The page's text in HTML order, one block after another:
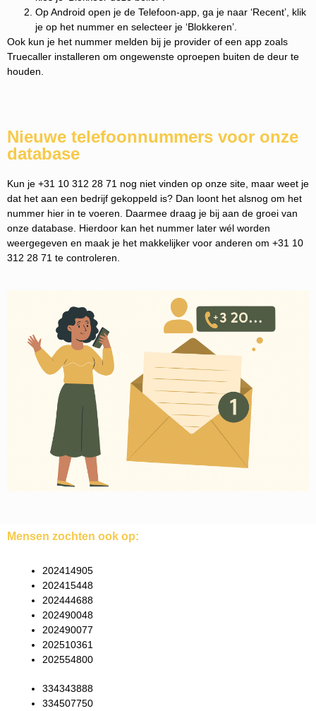
Op Android open je de Telefoon-app, ga je naar ‘Recent’, klik
je op het nummer en selecteer je ‘Blokkeren’.
Ook kun je het nummer melden bij je provider of een app zoals
Truecaller installeren om ongewenste oproepen buiten de deur te
houden.
Nieuwe telefoonnummers voor onze
database
Kun je +31 10 312 28 71 nog niet vinden op onze site, maar weet je
dat het aan een bedrijf gekoppeld is? Dan loont het alsnog om het
nummer hier in te voeren. Daarmee draag je bij aan de groei van
onze database. Hierdoor kan het nummer later wél worden
weergegeven en maak je het makkelijker voor anderen om +31 10
312 28 71 te controleren.
Mensen zochten ook op:
202414905
202415448
202444688
202490048
202490077
202510361
202554800
334343888
334507750